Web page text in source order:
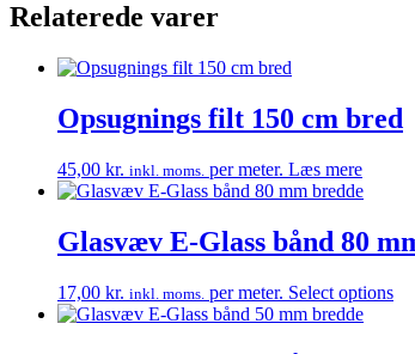
Relaterede varer
Opsugnings filt 150 cm bred
45,00 kr. inkl. moms. per meter. Læs mere
Glasvæv E-Glass bånd 80
17,00 kr. inkl. moms. per meter. Select options